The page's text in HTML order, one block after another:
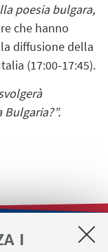
I
poesia bulgara,
che hanno
diffusione della
(17:00-17:45).